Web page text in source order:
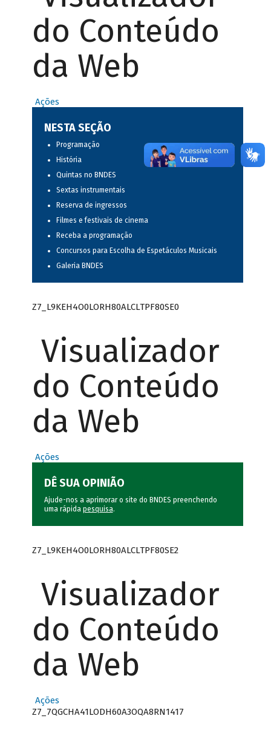
do Conteúdo
da Web
Ações
NESTA SEÇÃO
Programação
História
Quintas no BNDES
Sextas instrumentais
Reserva de ingressos
Filmes e festivais de cinema
Receba a programação
Concursos para Escolha de Espetáculos Musicais
Galeria BNDES
Z7_L9KEH4O0LORH80ALCLTPF80SE0
Visualizador
do Conteúdo
da Web
Ações
DÊ SUA OPINIÃO
Ajude-nos a aprimorar o site do BNDES preenchendo
uma rápida pesquisa.
Z7_L9KEH4O0LORH80ALCLTPF80SE2
Visualizador
do Conteúdo
da Web
Ações
Z7_7QGCHA41LODH60A3OQA8RN1417